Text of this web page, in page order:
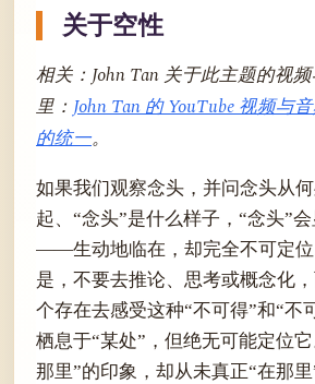
关于空性
相关：John Tan 关于此主题的视
里： John Tan 的 YouTube 视频与
的统一。
如果我们观察念头，并问念头从
起、“念头”是什么样子，“念头”
——生动地临在，却完全不可定位
是，不要去推论、思考或概念化
个存在去感受这种“不可得”和“不
栖息于“某处”，但绝无可能定位
那里”的印象，却从未真正“在那